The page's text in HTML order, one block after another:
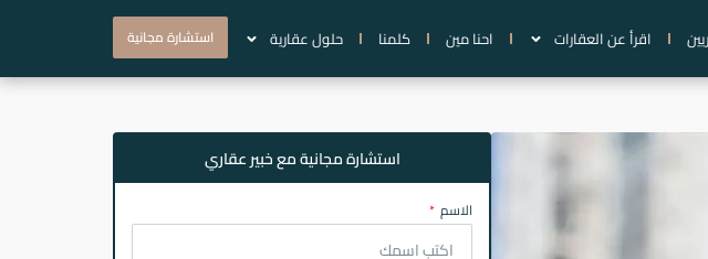
استشارة مجانية اقرأ عن العقارات احنا مين كلمنا حلول عقارية
استشارة مجانية مع خبير عقاري
الاسم